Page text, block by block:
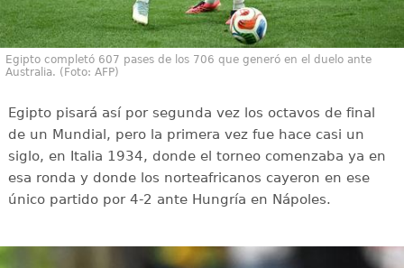
Egipto completó 607 pases de los 706 que generó en el duelo ante
Australia. (Foto: AFP)
Egipto pisará así por segunda vez los octavos de final
de un Mundial, pero la primera vez fue hace casi un
siglo, en Italia 1934, donde el torneo comenzaba ya en
esa ronda y donde los norteafricanos cayeron en ese
único partido por 4-2 ante Hungría en Nápoles.